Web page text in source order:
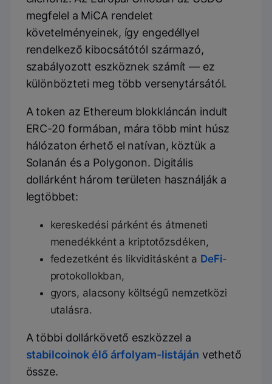
megfelel a MiCA rendelet
követelményeinek, így engedéllyel
rendelkező kibocsátótól származó,
szabályozott eszköznek számít — ez
különbözteti meg több versenytársától.
A token az Ethereum blokkláncán indult
ERC-20 formában, mára több mint húsz
hálózaton érhető el natívan, köztük a
Solanán és a Polygonon. Digitális
dollárként három területen használják a
legtöbbet:
kereskedési párként és átmeneti
menedékként a kriptotőzsdéken,
fedezetként és likviditásként a DeFi-
protokollokban,
gyors, alacsony költségű nemzetközi
utalásra.
A többi dollárkövető eszközzel a
stabilcoinok élő árfolyam-listáján vethető
össze.